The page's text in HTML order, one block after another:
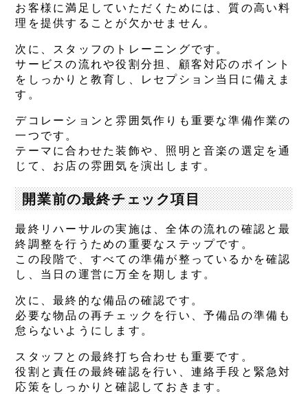
お客様に満足していただくためには、質の高い料
理を提供することが欠かせません。
次に、スタッフのトレーニングです。
サービスの流れや役割分担、顧客対応のポイント
をしっかりと教育し、レセプション当日に備えま
す。
デコレーションと雰囲気作りも重要な準備作業の
一つです。
テーマに合わせた装飾や、照明と音楽の選定を通
じて、お店の雰囲気を演出します。
開業前の最終チェック項目
最終リハーサルの実施は、全体の流れの確認と最
終調整を行うための重要なステップです。
この段階で、すべての準備が整っているかを確認
し、当日の運営に万全を期します。
次に、最終的な備品の確認です。
必要な物品の再チェックを行い、予備品の準備も
怠らないようにします。
スタッフとの最終打ち合わせも重要です。
役割と責任の最終確認を行い、連絡手段と緊急対
応策をしっかりと確認しておきます。